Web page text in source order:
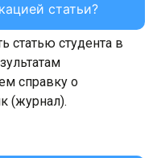
статьи?
статью студента в
справку о
(журнал).